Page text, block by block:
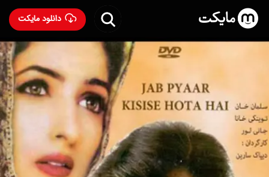
دانلود مایکت
فیلم هندی هرکسی میتونه با دوبله فارسی
۳۰۰ 79% ۵.۹
ساخت هند سال 1998
رده سنی ۱۳+
هندی
کمدی درام عاشقانه